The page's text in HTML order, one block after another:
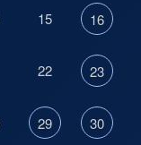
15 16
22 23
29 30